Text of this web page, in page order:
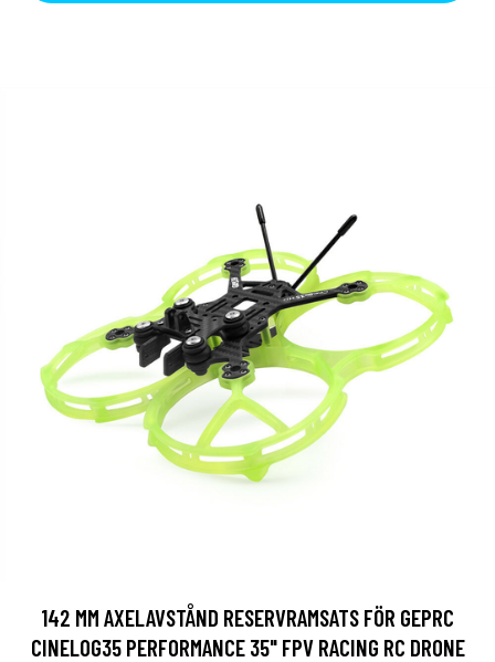
142 MM AXELAVSTÅND RESERVRAMSATS FÖR GEPRC
CINELOG35 PERFORMANCE 35" FPV RACING RC DRONE